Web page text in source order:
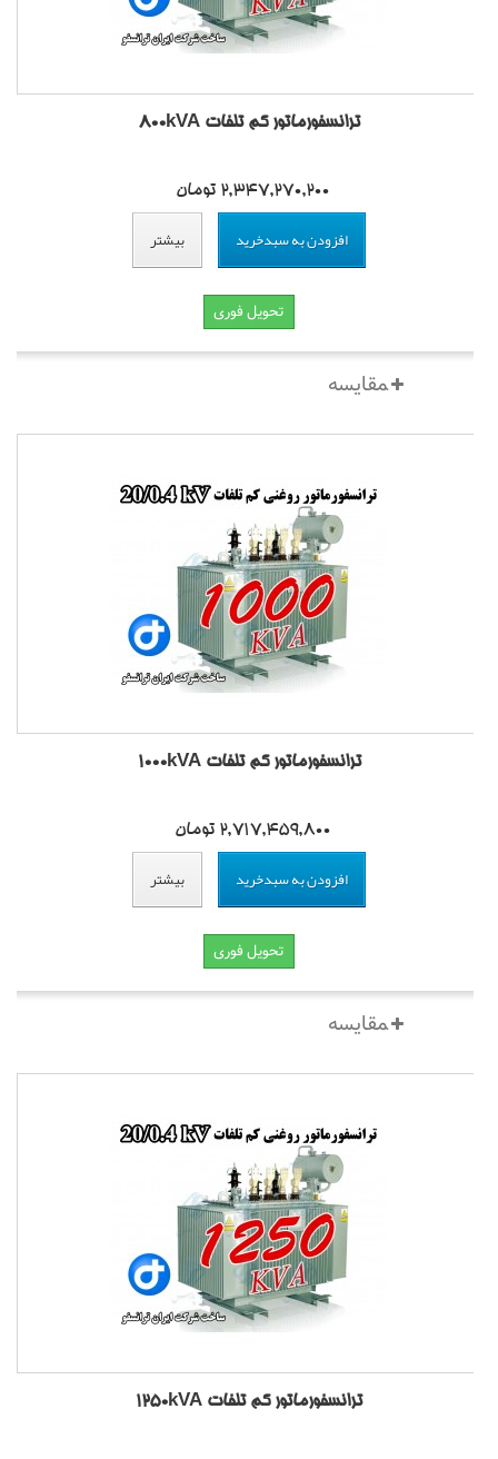
ترانسفورماتور کم تلفات 800kVA
2,347,270,200 تومان
افزودن به سبدخرید بیشتر
تحویل فوری
ترانسفورماتور کم تلفات 1000kVA
2,717,459,800 تومان
افزودن به سبدخرید بیشتر
تحویل فوری
ترانسفورماتور کم تلفات 1250kVA